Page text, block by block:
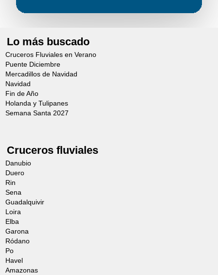
Lo más buscado
Cruceros Fluviales en Verano
Puente Diciembre
Mercadillos de Navidad
Navidad
Fin de Año
Holanda y Tulipanes
Semana Santa 2027
Cruceros fluviales
Danubio
Duero
Rin
Sena
Guadalquivir
Loira
Elba
Garona
Ródano
Po
Havel
Amazonas